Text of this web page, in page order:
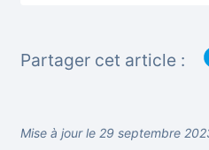
Partager cet article :
Mise à jour le 29 septembre